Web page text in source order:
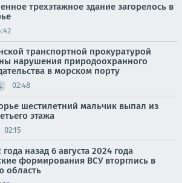
трехэтажное здание загорелось в
транспортной прокуратурой
нарушения природоохранного
в морском порту
02:48
шестилетний мальчик выпал из
этажа
02:15
назад 6 августа 2024 года
формирования ВСУ вторглись в
область